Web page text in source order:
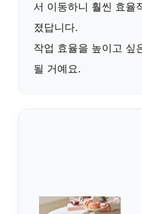
서 이동하니 훨씬 효율
졌답니다.
작업 효율을 높이고 싶
될 거예요.